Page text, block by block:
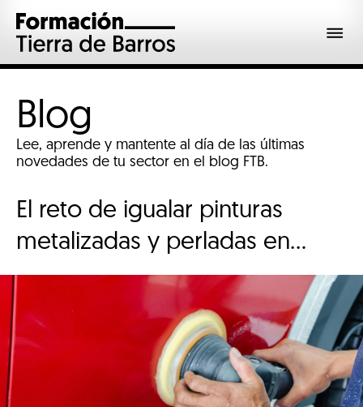
Blog
Lee, aprende y mantente al día de las últimas
novedades de tu sector en el blog FTB.
El reto de igualar pinturas
metalizadas y perladas en
vehículos